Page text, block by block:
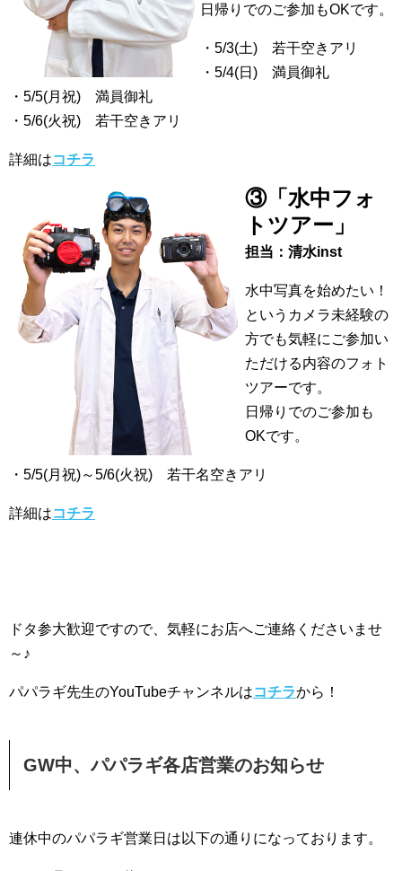
日帰りでのご参加もOKです。
・5/3(土) 若干空きアリ
・5/4(日) 満員御礼
・5/5(月祝) 満員御礼
・5/6(火祝) 若干空きアリ
詳細はコチラ
③「水中フォ
トツアー」
担当：清水inst
水中写真を始めたい！
というカメラ未経験の
方でも気軽にご参加い
ただける内容のフォト
ツアーです。
日帰りでのご参加も
OKです。
・5/5(月祝)～5/6(火祝) 若干名空きアリ
詳細はコチラ
ドタ参大歓迎ですので、気軽にお店へご連絡くださいませ
～♪
パパラギ先生のYouTubeチャンネルはコチラから！
GW中、パパラギ各店営業のお知らせ
連休中のパパラギ営業日は以下の通りになっております。